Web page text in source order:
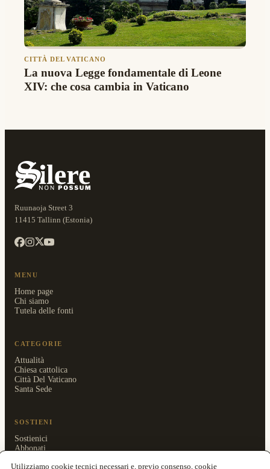
CITTÀ DEL VATICANO
La nuova Legge fondamentale di Leone
XIV: che cosa cambia in Vaticano
Ruunaoja Street 3
11415 Tallinn (Estonia)
MENU
Home page
Chi siamo
Tutela delle fonti
CATEGORIE
Attualità
Chiesa cattolica
Città Del Vaticano
Santa Sede
SOSTIENI
Sostienici
Abbonati
Utilizziamo cookie tecnici necessari e, previo consenso, cookie